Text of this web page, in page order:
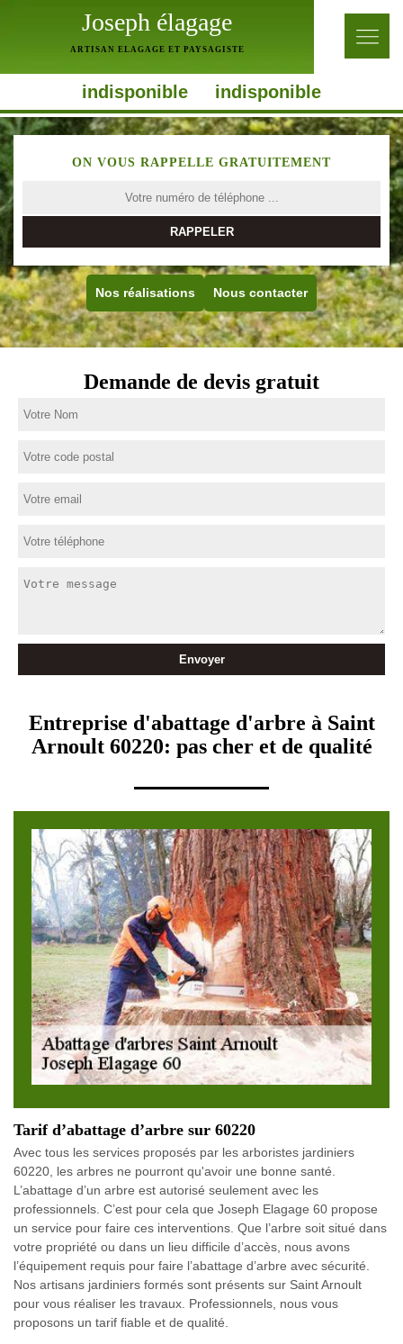
Joseph élagage
ARTISAN ELAGAGE ET PAYSAGISTE
indisponible indisponible
ON VOUS RAPPELLE GRATUITEMENT
Nos réalisations Nous contacter
Demande de devis gratuit
Entreprise d'abattage d'arbre à Saint
Arnoult 60220: pas cher et de qualité
Tarif d’abattage d’arbre sur 60220
Avec tous les services proposés par les arboristes jardiniers
60220, les arbres ne pourront qu'avoir une bonne santé.
L’abattage d’un arbre est autorisé seulement avec les
professionnels. C’est pour cela que Joseph Elagage 60 propose
un service pour faire ces interventions. Que l’arbre soit situé dans
votre propriété ou dans un lieu difficile d’accès, nous avons
l’équipement requis pour faire l’abattage d’arbre avec sécurité.
Nos artisans jardiniers formés sont présents sur Saint Arnoult
pour vous réaliser les travaux. Professionnels, nous vous
proposons un tarif fiable et de qualité.